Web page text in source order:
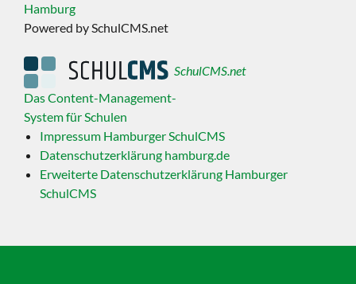
Hamburg
Powered by SchulCMS.net
SchulCMS.net
Das Content-Management-
System für Schulen
Impressum Hamburger SchulCMS
Datenschutzerklärung hamburg.de
Erweiterte Datenschutzerklärung Hamburger
SchulCMS